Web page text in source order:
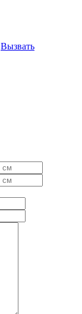
Вызвать